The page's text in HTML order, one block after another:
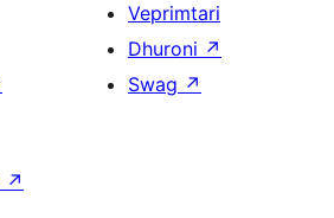
Veprimtari
Dhuroni ↗
Swag ↗
↗